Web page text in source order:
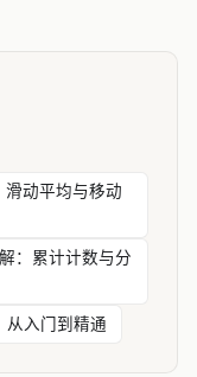
滑动平均与移动
：累计计数与分
从入门到精通